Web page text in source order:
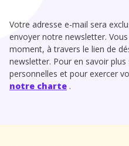
Votre adresse e-mail sera
envoyer notre newsletter.
moment, à travers le lien de
newsletter. Pour en savoir
personnelles et pour exercer
notre charte .